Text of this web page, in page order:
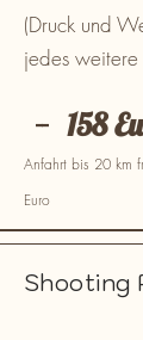
(Druck und
jedes
-- 158
Anfahrt bis 20 km
Euro
Shooting